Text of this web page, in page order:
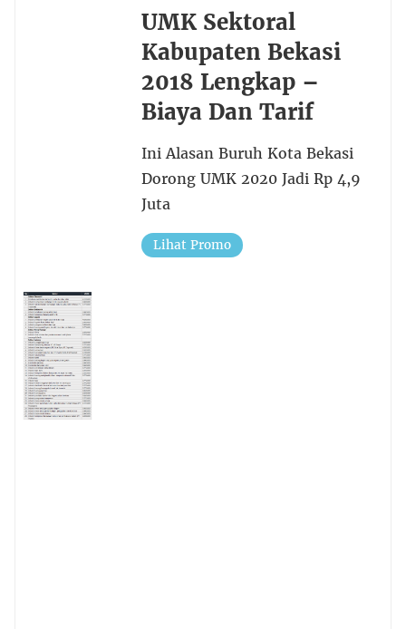
UMK Sektoral
Kabupaten Bekasi
2018 Lengkap –
Biaya Dan Tarif
Ini Alasan Buruh Kota Bekasi
Dorong UMK 2020 Jadi Rp 4,9
Juta
Lihat Promo